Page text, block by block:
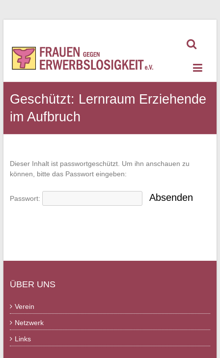
Frauen
gegen
Erwerbslosigkeit
Geschützt: Lernraum Erziehende
im Aufbruch
Dieser Inhalt ist passwortgeschützt. Um ihn anschauen zu
können, bitte das Passwort eingeben:
Passwort:
ÜBER UNS
Verein
Netzwerk
Links